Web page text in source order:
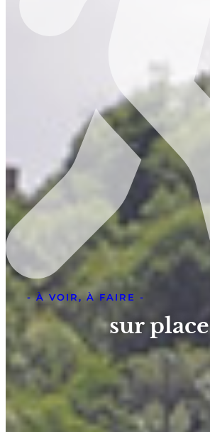
- À VOIR, À FAIRE -
sur place